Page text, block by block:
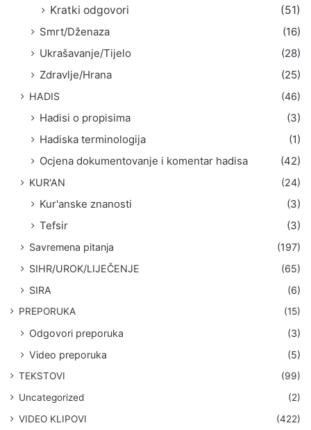
Kratki odgovori
(51)
Smrt/Dženaza
(16)
Ukrašavanje/Tijelo
(28)
Zdravlje/Hrana
(25)
HADIS (46)
Hadisi o propisima
(3)
Hadiska terminologija
(1)
Ocjena dokumentovanje i komentar hadisa
(42)
KUR'AN (24)
Kur'anske znanosti
(3)
Tefsir
(3)
Savremena pitanja
(197)
SIHR/UROK/LIJEČENJE
(65)
SIRA
(6)
PREPORUKA (15)
Odgovori preporuka
(3)
Video preporuka
(5)
TEKSTOVI
(99)
Uncategorized
(2)
VIDEO KLIPOVI
(422)